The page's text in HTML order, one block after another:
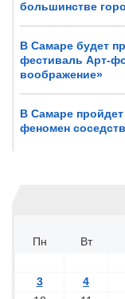
большинстве
В Самаре будет
фестиваль Арт-
воображение»
В Самаре
феномен
Пн
Вт
3
4